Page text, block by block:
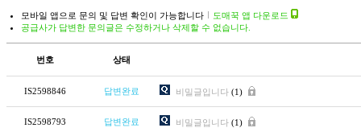
모바일 앱으로 문의 및 답변 확인이 가능합니다
도매꾹 앱 다운로드
공급사가 답변한 문의글은 수정하거나 삭제할 수 없습니다.
번호 상태
IS2598846 답변완료 비밀글입니다 (1)
IS2598793 답변완료 비밀글입니다 (1)